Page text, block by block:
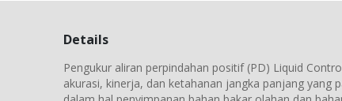
Details
Pengukur aliran perpindahan positif (PD) Liquid
akurasi, kinerja, dan ketahanan jangka panjang yang